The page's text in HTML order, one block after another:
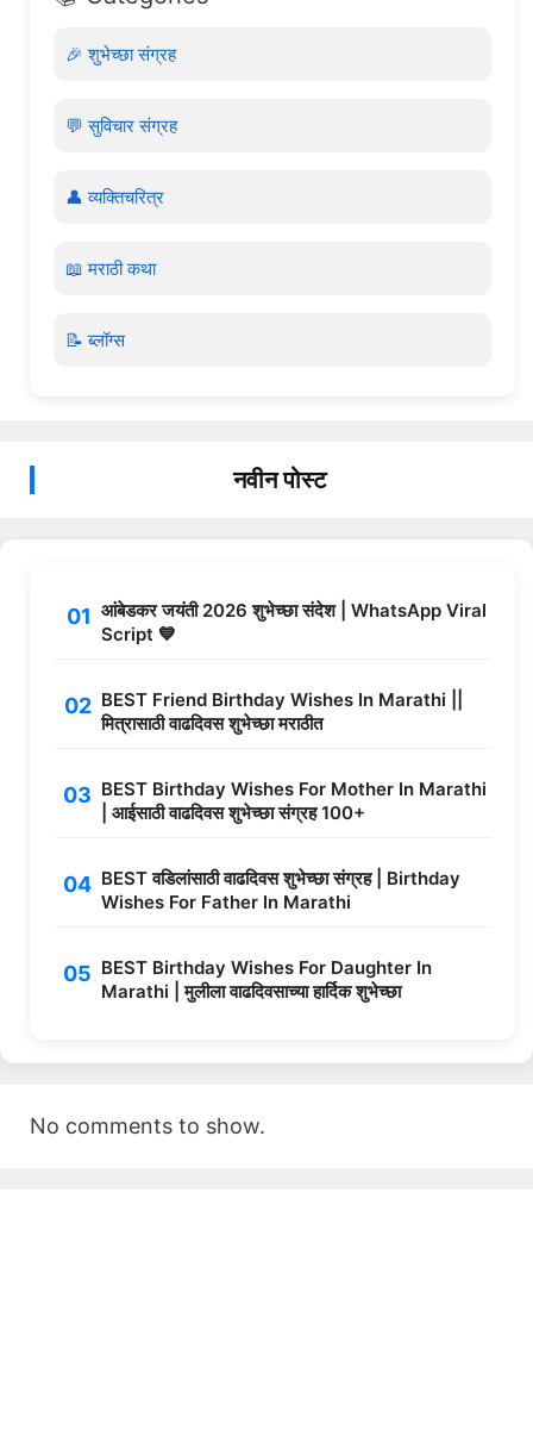
🎉 शुभेच्छा संग्रह
💬 सुविचार संग्रह
👤 व्यक्तिचरित्र
📖 मराठी कथा
📝 ब्लॉग्स
नवीन पोस्ट
आंबेडकर जयंती 2026 शुभेच्छा संदेश | WhatsApp Viral
Script 💙
BEST Friend Birthday Wishes In Marathi ||
मित्रासाठी वाढदिवस शुभेच्छा मराठीत
BEST Birthday Wishes For Mother In Marathi
| आईसाठी वाढदिवस शुभेच्छा संग्रह 100+
BEST वडिलांसाठी वाढदिवस शुभेच्छा संग्रह | Birthday
Wishes For Father In Marathi
BEST Birthday Wishes For Daughter In
Marathi | मुलीला वाढदिवसाच्या हार्दिक शुभेच्छा
No comments to show.